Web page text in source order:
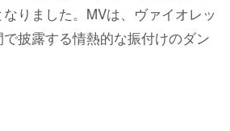
りました。MVは、ヴァイオレッ
で披露する情熱的な振付けのダン